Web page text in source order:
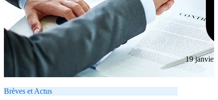
Brèves et Actus
19 janvier